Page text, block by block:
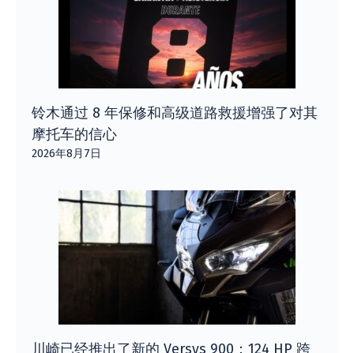
铃木通过 8 年保修和高级道路救援增强了对其
摩托车的信心
2026年8月7日
川崎已经推出了新的 Versys 900：124 HP 跨